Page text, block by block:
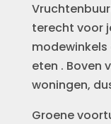
terecht voor
eten . Boven
woningen,
Groene